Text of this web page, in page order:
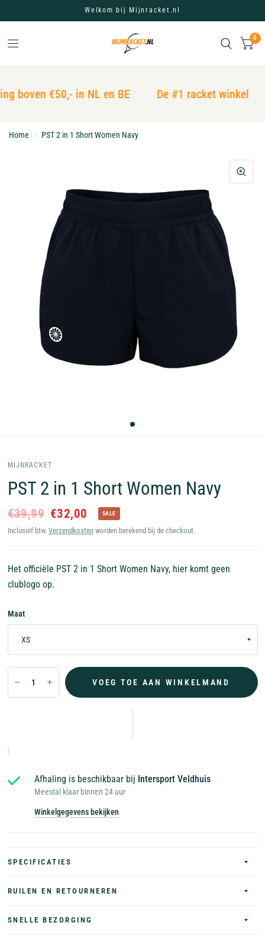
Welkom bij Mijnracket.nl
0
boven €50,- in NL en BE De #1 racket winkel
Home / PST 2 in 1 Short Women Navy
MIJNRACKET
PST 2 in 1 Short Women Navy
€39,99 €32,00 SALE
Inclusief btw. Verzendkostenworden berekend bij de checkout.
Het officiële PST 2 in 1 Short Women Navy, hier komt geen
clublogo op.
Maat
VOEG TOE AAN WINKELMAND
Afhaling is beschikbaar bij Intersport Veldhuis
Meestal klaar binnen 24 uur
Winkelgegevens bekijken
SPECIFICATIES
RUILEN EN RETOURNEREN
SNELLE BEZORGING